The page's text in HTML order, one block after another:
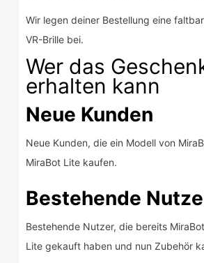
Wir legen deiner Bestellung eine
VR-Brille bei.
Wer das
erhalten kann
Neue Kunden
Neue Kunden, die ein Modell von
MiraBot Lite kaufen.
Bestehende
Bestehende Nutzer, die bereits
Lite gekauft haben und nun Zubehör